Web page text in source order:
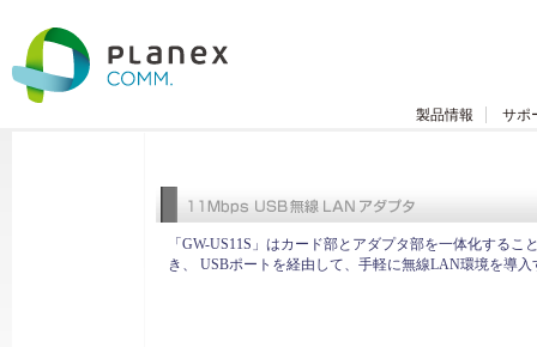
製品情報 サポ
「GW-US11S」はカード部とアダプタ部を一体化する
き、 USBポートを経由して、手軽に無線LAN環境を導